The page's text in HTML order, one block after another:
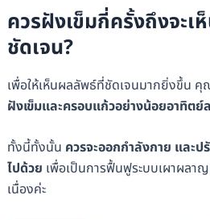
ควรฝังเข็มกี่ครั้งถึงจะ
ชัดเจน?
เพื่อให้เห็นผลลัพธ์ที่ชัดเจนมากยิ่งขึ้น คุ
ฝังเข็มและครอบแก้วอย่างน้อยอาทิตย์
ทั้งนี้ทั้งนั้น ควรจะออกกำลังกาย และ
ไปด้วย เพื่อเป็นการฟื้นฟูระบบเผาผลา
เนื่องค่ะ